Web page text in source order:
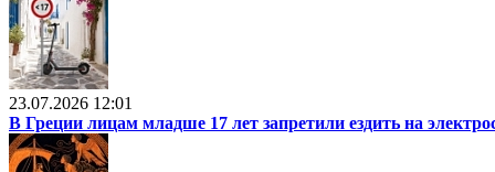
23.07.2026 12:01
В Греции лицам младше 17 лет запретили ездить на